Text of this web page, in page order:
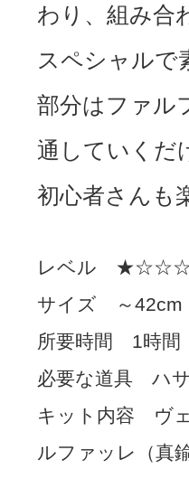
わり、組み合
スペシャルで
部分はファル
通していく
初心者さんも
レベル
サイズ ～42cm
所要時間 1時間
必要な道具 ハ
キット内容 ヴ
ルファッレ（真